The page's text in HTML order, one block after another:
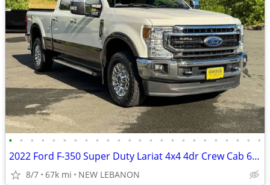
• • • • • • • • • • • • • • • • • • • • • • • •
2022 Ford F-350 Super Duty Lariat 4x4 4dr Crew Cab 6.8 ft. SB SRW
8/7 67k mi NEW LEBANON